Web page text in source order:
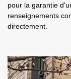
pour la garantie
renseignements
directement.